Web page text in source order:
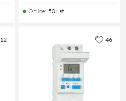
Online: 50+ st
12 46